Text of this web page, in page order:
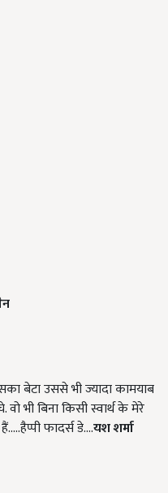
बेटा उससे भी ज्यादा कामयाब
भी बिना किसी स्वार्थ के मेरे
फादर्स डे....यश शर्मा